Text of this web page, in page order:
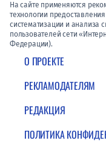
О ПРОЕКТЕ
РЕКЛАМОДАТЕЛЯМ
РЕДАКЦИЯ
ПОЛИТИКА
На сайте применяются
технологии
систематизации и анализа
пользователей сети
Федерации).